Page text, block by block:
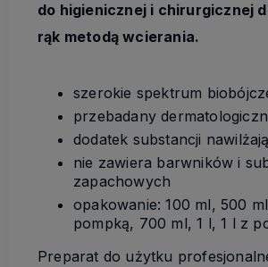
do higienicznej i chirurgicznej
rąk metodą wcierania.
szerokie spektrum
przebadany
dodatek substancji
nie zawiera barwników i
zapachowych
opakowanie: 100 ml, 500
pompką, 700 ml, 1 l, 1 l z
Preparat do użytku